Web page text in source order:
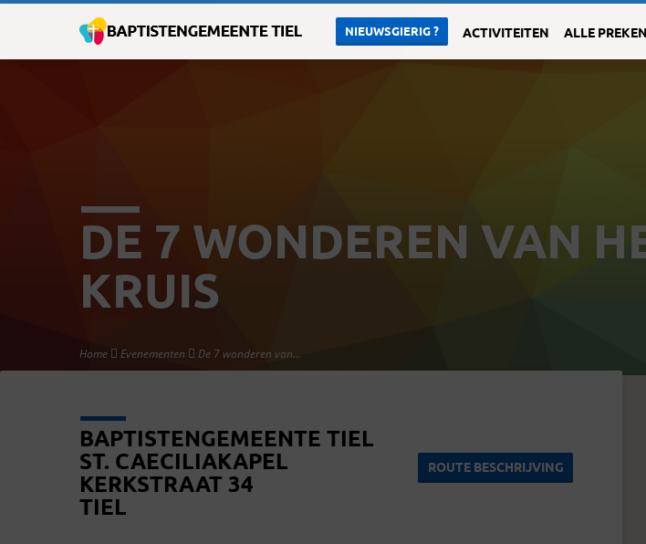
NIEUWSGIERIG ? ACTIVITEITEN ALLE PREKEN
DE 7 WONDEREN VAN
KRUIS
Home Evenementen De 7 wonderen van…
BAPTISTENGEMEENTE TIEL
ST. CAECILIAKAPEL
KERKSTRAAT 34
TIEL
ROUTE BESCHRIJVING